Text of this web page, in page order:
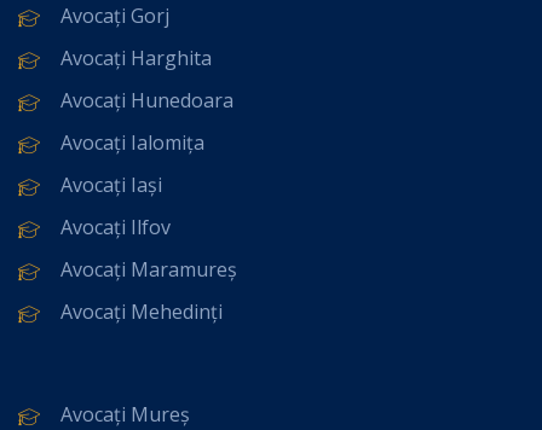
Avocați Gorj
Avocați Harghita
Avocați Hunedoara
Avocați Ialomița
Avocați Iași
Avocați Ilfov
Avocați Maramureș
Avocați Mehedinți
Avocați Mureș